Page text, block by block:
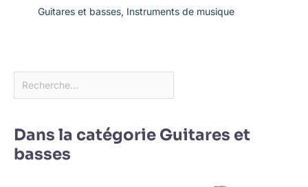
Guitares et basses, Instruments de musique
Dans la catégorie Guitares et
basses